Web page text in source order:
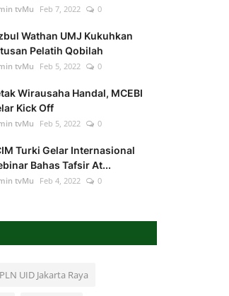
tvMu Feb 7, 2022 0
Wathan UMJ Kukuhkan
Pelatih Qobilah
tvMu Feb 5, 2022 0
Wirausaha Handal, MCEBI
Kick Off
tvMu Feb 5, 2022 0
Turki Gelar Internasional
Bahas Tafsir At...
tvMu Feb 4, 2022 0
PLN UID Jakarta Raya